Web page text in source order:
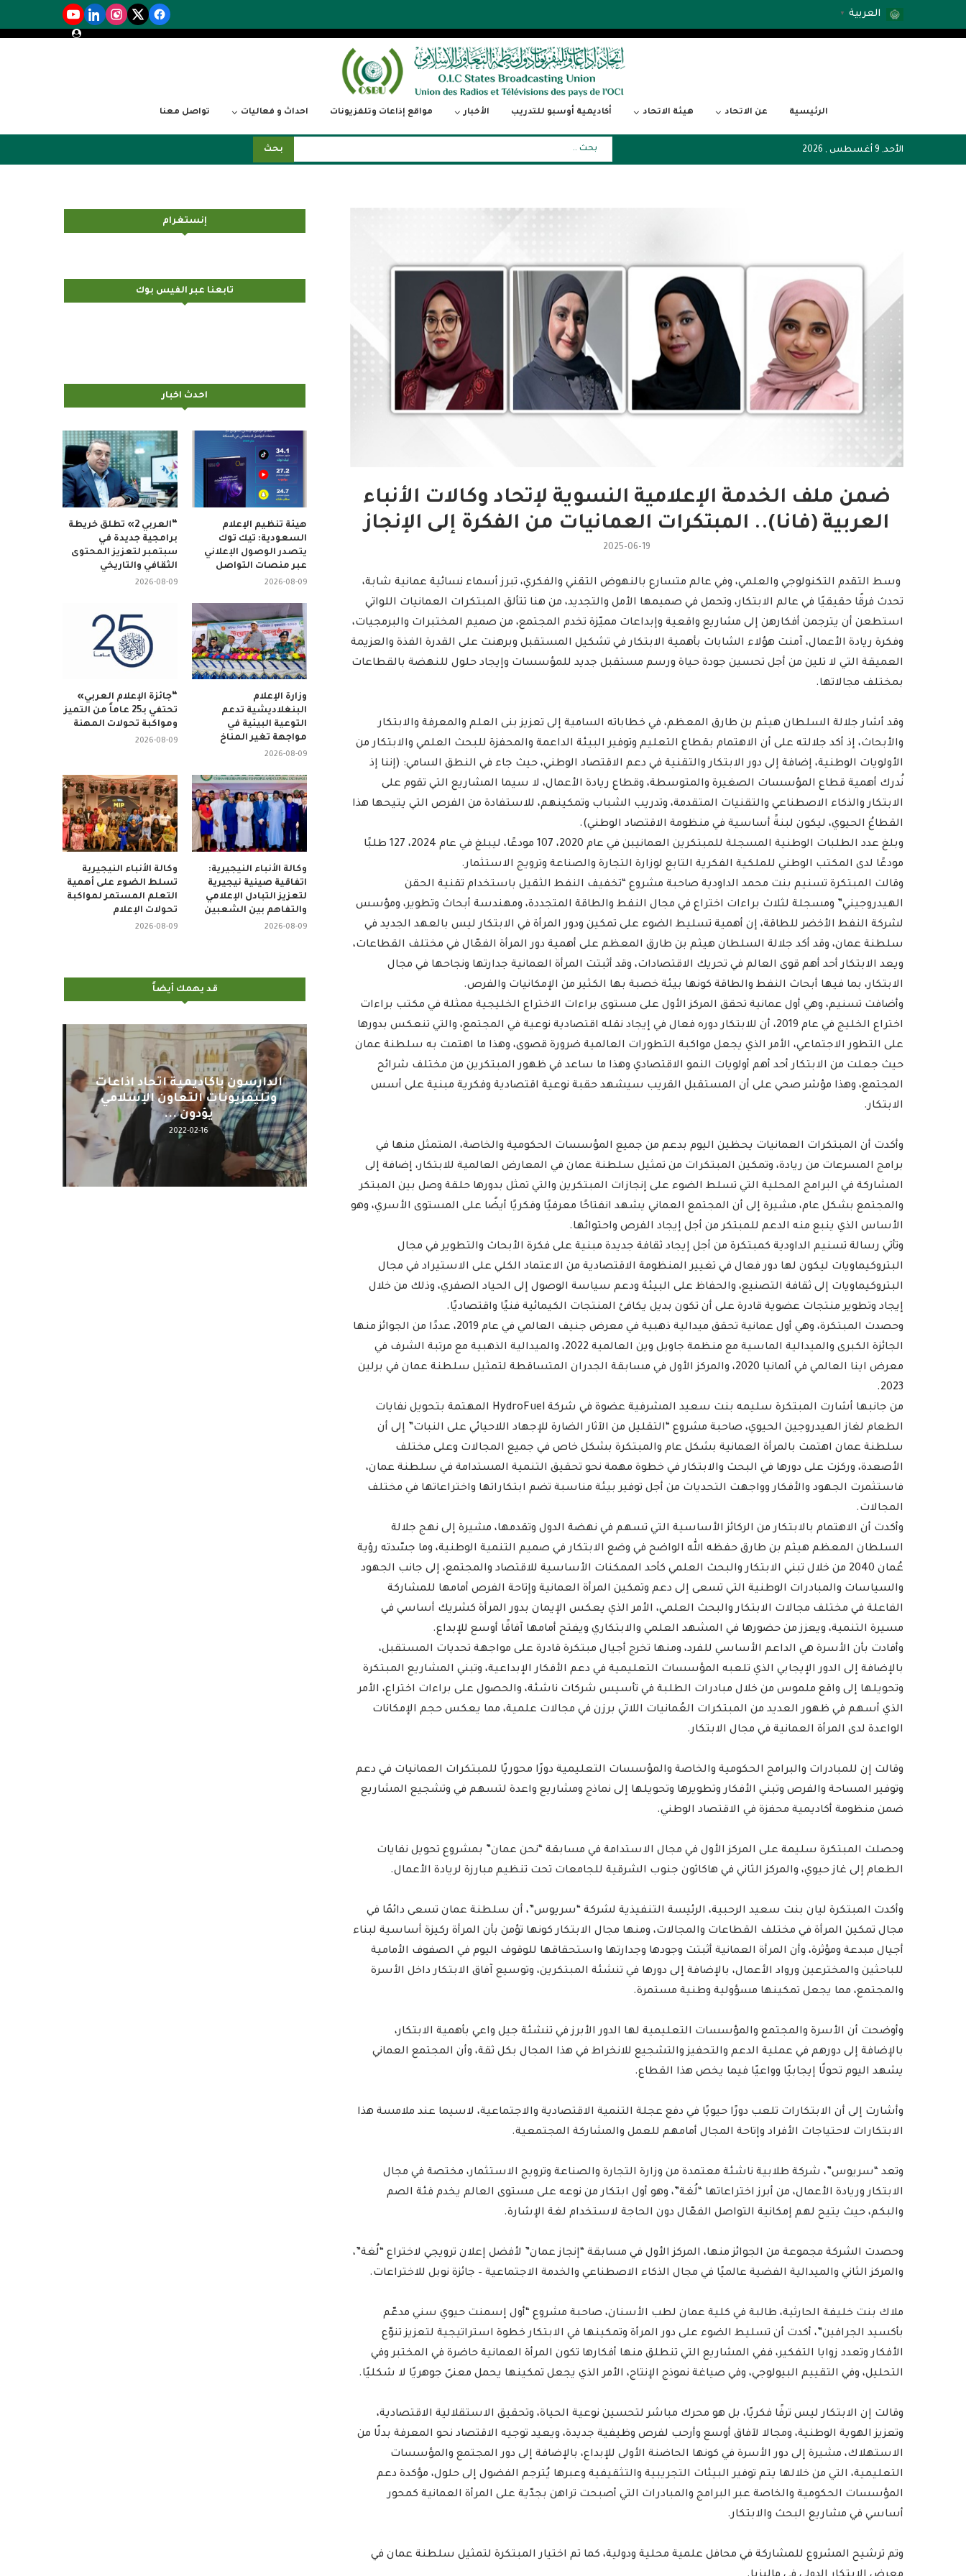
العربية ▼
الرئيسية عن الاتحاد هيئة الاتحاد أكاديمية أوسبو للتدريب الأخبار مواقع إذاعات وتلفزيونات احداث و فعاليات تواصل معنا
الأحد, 9 أغسطس , 2026 بحث
ضمن ملف الخدمة الإعلامية النسوية لإتحاد وكالات الأنباء
العربية (فانا).. المبتكرات العمانيات من الفكرة إلى الإنجاز
2025-06-19
وسط التقدم التكنولوجي والعلمي، وفي عالم متسارع بالنهوض التقني والفكري، تبرز أسماء نسائية عمانية شابة،
تحدث فرقًا حقيقيًا في عالم الابتكار، وتحمل في صميمها الأمل والتجديد، من هنا تتألق المبتكرات العمانيات اللواتي
استطعن أن يترجمن أفكارهن إلى مشاريع واقعية وإبداعات مميّزة تخدم المجتمع، من صميم المختبرات والبرمجيات،
وفكرة ريادة الأعمال، آمنت هؤلاء الشابات بأهمية الابتكار في تشكيل المستقبل وبرهنت على القدرة الفذة والعزيمة
العميقة التي لا تلين من أجل تحسين جودة حياة ورسم مستقبل جديد للمؤسسات وإيجاد حلول للنهضة بالقطاعات
بمختلف مجالاتها.
وقد أشار جلالة السلطان هيثم بن طارق المعظم، في خطاباته السامية إلى تعزيز بنى العلم والمعرفة والابتكار
والأبحاث، إذ أكد جلالته على أن الاهتمام بقطاع التعليم وتوفير البيئة الداعمة والمحفزة للبحث العلمي والابتكار من
الأولويات الوطنية، إضافة إلى دور الابتكار والتقنية في دعم الاقتصاد الوطني، حيث جاء في النطق السامي: (إننا إذ
نُدرك أهمية قطاع المؤسسات الصغيرة والمتوسطة، وقطاع ريادة الأعمال، لا سيما المشاريع التي تقوم على
الابتكار والذكاء الاصطناعي والتقنيات المتقدمة، وتدريب الشباب وتمكينهم، للاستفادة من الفرص التي يتيحها هذا
القطاعُ الحيوي، ليكون لبنةً أساسية في منظومة الاقتصاد الوطني).
وبلغ عدد الطلبات الوطنية المسجلة للمبتكرين العمانيبن في عام 2020، 107 مودعًا، ليبلغ في عام 2024، 127 طلبًا
مودعًا لدى المكتب الوطني للملكية الفكرية التابع لوزارة التجارة والصناعة وترويج الاستثمار.
وقالت المبتكرة تسنيم بنت محمد الداودية صاحبة مشروع “تخفيف النفط الثقيل باستخدام تقنية الحقن
الهيدروجيني” ومسجلة لثلاث براءات اختراع في مجال النفط والطاقة المتجددة، ومهندسة أبحاث وتطوير، ومؤسس
لشركة النفط الأخضر للطاقة، إن أهمية تسليط الضوء على تمكين ودور المرأة في الابتكار ليس بالعهد الجديد في
سلطنة عمان، وقد أكد جلالة السلطان هيثم بن طارق المعظم على أهمية دور المرأة الفعّال في مختلف القطاعات،
ويعد الابتكار أحد أهم قوى العالم في تحريك الاقتصادات، وقد أثبتت المرأة العمانية جدارتها ونجاحها في مجال
الابتكار، بما فيها أبحاث النفط والطاقة كونها بيئة خصبة بها الكثير من الإمكانيات والفرص.
وأضافت تسنيم، وهي أول عمانية تحقق المركز الأول على مستوى براءات الاختراع الخليجية ممثلة في مكتب براءات
اختراع الخليج في عام 2019، أن للابتكار دوره فعال في إيجاد نقله اقتصادية نوعية في المجتمع، والتي تنعكس بدورها
على التطور الاجتماعي، الأمر الذي يجعل مواكبة التطورات العالمية ضرورة قصوى، وهذا ما اهتمت به سلطنة عمان
حيث جعلت من الابتكار أحد أهم أولويات النمو الاقتصادي وهذا ما ساعد في ظهور المبتكرين من مختلف شرائح
المجتمع، وهذا مؤشر صحي على أن المستقبل القريب سيشهد حقبة نوعية اقتصادية وفكرية مبنية على أسس
الابتكار.
وأكدت أن المبتكرات العمانيات يحظين اليوم بدعم من جميع المؤسسات الحكومية والخاصة، المتمثل منها في
برامج المسرعات من ريادة، وتمكين المبتكرات من تمثيل سلطنة عمان في المعارض العالمية للابتكار، إضافة إلى
المشاركة في البرامج المحلية التي تسلط الضوء على إنجازات المبتكرين والتي تمثل بدورها حلقة وصل بين المبتكر
والمجتمع بشكل عام، مشيرة إلى أن المجتمع العماني يشهد انفتاحًا معرفيًا وفكريًا أيضًا على المستوى الأسري، وهو
الأساس الذي ينبع منه الدعم للمبتكر من أجل إيجاد الفرص واحتوائها.
وتأتي رسالة تسنيم الداودية كمبتكرة من أجل إيجاد ثقافة جديدة مبنية على فكرة الأبحاث والتطوير في مجال
البتروكيماويات ليكون لها دور فعال في تغيير المنظومة الاقتصادية من الاعتماد الكلي على الاستيراد في مجال
البتروكيماويات إلى ثقافة التصنيع، والحفاظ على البيئة ودعم سياسة الوصول إلى الحياد الصفري، وذلك من خلال
إيجاد وتطوير منتجات عضوية قادرة على أن تكون بديل يكافئ المنتجات الكيمائية فنيًا واقتصاديًا.
وحصدت المبتكرة، وهي أول عمانية تحقق ميدالية ذهبية في معرض جنيف العالمي في عام 2019، عددًا من الجوائز منها
الجائزة الكبرى والميدالية الماسية مع منظمة جاوبل وين العالمية 2022، والميدالية الذهبية مع مرتبة الشرف في
معرض اينا العالمي في ألمانيا 2020، والمركز الأول في مسابقة الجدران المتساقطة لتمثيل سلطنة عمان في برلين
2023.
من جانبها أشارت المبتكرة سليمه بنت سعيد المشرفية عضوة في شركة HydroFuel المهتمة بتحويل نفايات
الطعام لغاز الهيدروجين الحيوي، صاحبة مشروع “التقليل من الآثار الضارة للإجهاد اللاحيائي على النبات” إلى أن
سلطنة عمان اهتمت بالمرأة العمانية بشكل عام والمبتكرة بشكل خاص في جميع المجالات وعلى مختلف
الأصعدة، وركزت على دورها في البحث والابتكار في خطوة مهمة نحو تحقيق التنمية المستدامة في سلطنة عمان،
فاستثمرت الجهود والأفكار وواجهت التحديات من أجل توفير بيئة مناسبة تضم ابتكاراتها واختراعاتها في مختلف
المجالات.
‎وأكدت أن الاهتمام بالابتكار من الركائز الأساسية التي تسهم في نهضة الدول وتقدمها، مشيرة إلى نهج جلالة
السلطان المعظم هيثم بن طارق حفظه الله الواضح في وضع الابتكار في صميم التنمية الوطنية، وما جسّدته رؤية
عُمان 2040 من خلال تبني الابتكار والبحث العلمي كأحد الممكنات الأساسية للاقتصاد والمجتمع، إلى جانب الجهود
والسياسات والمبادرات الوطنية التي تسعى إلى دعم وتمكين المرأة العمانية وإتاحة الفرص أمامها للمشاركة
الفاعلة في مختلف مجالات الابتكار والبحث العلمي، الأمر الذي يعكس الإيمان بدور المرأة كشريك أساسي في
مسيرة التنمية، ويعزز من حضورها في المشهد العلمي والابتكاري ويفتح أمامها آفاقًا أوسع للإبداع.
وأفادت بأن الأسرة هي الداعم الأساسي للفرد، ومنها تخرج أجيال مبتكرة قادرة على مواجهة تحديات المستقبل،
بالإضافة إلى الدور الإيجابي الذي تلعبه المؤسسات التعليمية في دعم الأفكار الإبداعية، وتبني المشاريع المبتكرة
وتحويلها إلى واقع ملموس من خلال مبادرات الطلبة في تأسيس شركات ناشئة، والحصول على براءات اختراع، الأمر
الذي أسهم في ظهور العديد من المبتكرات العُمانيات اللاتي برزن في مجالات علمية، مما يعكس حجم الإمكانات
الواعدة لدى المرأة العمانية في مجال الابتكار.
وقالت إن للمبادرات والبرامج الحكومية والخاصة والمؤسسات التعليمية دورًا محوريًا للمبتكرات العمانيات في دعم
وتوفير المساحة والفرص وتبني الأفكار وتطويرها وتحويلها إلى نماذج ومشاريع واعدة لتسهم في وتشجيع المشاريع
ضمن منظومة أكاديمية محفزة في الاقتصاد الوطني.
وحصلت المبتكرة سليمة على المركز الأول في مجال الاستدامة في مسابقة “نحن عمان” بمشروع تحويل نفايات
الطعام إلى غاز حيوي، والمركز الثاني في هاكاثون جنوب الشرقية للجامعات تحت تنظيم مبارزة لريادة الأعمال.
وأكدت المبتكرة ليان بنت سعيد الرحبية، الرئيسة التنفيذية لشركة “سريوس”، أن سلطنة عمان تسعى دائمًا في
مجال تمكين المرأة في مختلف القطاعات والمجالات، ومنها مجال الابتكار كونها تؤمن بأن المرأة ركيزة أساسية لبناء
أجيال مبدعة ومؤثرة، وأن المرأة العمانية أثبتت وجودها وجدارتها واستحقاقها للوقوف اليوم في الصفوف الأمامية
للباحثين والمخترعين ورواد الأعمال، بالإضافة إلى دورها في تنشئة المبتكرين، وتوسيع آفاق الابتكار داخل الأسرة
والمجتمع، مما يجعل تمكينها مسؤولية وطنية مستمرة.
وأوضحت أن الأسرة والمجتمع والمؤسسات التعليمية لها الدور الأبرز في تنشئة جيل واعي بأهمية الابتكار،
بالإضافة إلى دورهم في عملية الدعم والتحفيز والتشجيع للانخراط في هذا المجال بكل ثقة، وأن المجتمع العماني
يشهد اليوم تحولًا إيجابيًا وواعيًا فيما يخص هذا القطاع.
وأشارت إلى أن الابتكارات تلعب دورًا حيويًا في دفع عجلة التنمية الاقتصادية والاجتماعية، لاسيما عند ملامسة هذا
الابتكارات لاحتياجات الأفراد وإتاحة المجال أمامهم للعمل والمشاركة المجتمعية.
وتعد “سريوس”، شركة طلابية ناشئة معتمدة من وزارة التجارة والصناعة وترويج الاستثمار، مختصة في مجال
الابتكار وريادة الأعمال، من أبرز اختراعاتها “لُغة”، وهو أول ابتكار من نوعه على مستوى العالم يخدم فئة الصم
والبكم، حيث يتيح لهم إمكانية التواصل الفعّال دون الحاجة لاستخدام لغة الإشارة.
وحصدت الشركة مجموعة من الجوائز منها، المركز الأول في مسابقة “إنجاز عمان” لأفضل إعلان ترويجي لاختراع “لُغة”،
والمركز الثاني والميدالية الفضية عالميًا في مجال الذكاء الاصطناعي والخدمة الاجتماعية – جائزة نوبل للاختراعات.
ملاك بنت خليفة الحارثية، طالبة في كلية عمان لطب الأسنان، صاحبة مشروع “أول إسمنت حيوي سني مدعّم
بأكسيد الجرافين”، أكدت أن تسليط الضوء على دور المرأة وتمكينها في الابتكار خطوة استراتيجية لتعزيز تنوّع
الأفكار وتعدد زوايا التفكير، ففي المشاريع التي تنطلق منها أفكارها تكون المرأة العمانية حاضرة في المختبر وفي
التحليل، وفي التقييم البيولوجي، وفي صياغة نموذج الإنتاج، الأمر الذي يجعل تمكينها يحمل معنىً جوهريًا لا شكليًا.
وقالت إن الابتكار ليس ترفًا فكريًا، بل هو محرك مباشر لتحسين نوعية الحياة، وتحقيق الاستقلالية الاقتصادية،
وتعزيز الهوية الوطنية، ومجالا لآفاق أوسع وأرحب لفرص وظيفية جديدة، ويعيد توجيه الاقتصاد نحو المعرفة بدلًا من
الاستهلاك، مشيرة إلى دور الأسرة في كونها الحاضنة الأولى للإبداع، بالإضافة إلى دور المجتمع والمؤسسات
التعليمية، التي من خلالها يتم توفير البيئات التجريبية والتثقيفية وعبرها يُترجم الفضول إلى حلول، مؤكدة دعم
المؤسسات الحكومية والخاصة عبر البرامج والمبادرات التي أصبحت تراهن بجدّية على المرأة العمانية كمحور
أساسي في مشاريع البحث والابتكار.
وتم ترشيح المشروع للمشاركة في محافل علمية محلية ودولية، كما تم اختيار المبتكرة لتمثيل سلطنة عمان في
إنستغرام
تابعنا عبر الفيس بوك
احدث اخبار
“العربي 2» تطلق خريطة
برامجية جديدة في
سبتمبر لتعزيز المحتوى
الثقافي والتاريخي
2026-08-09
هيئة تنظيم الإعلام
السعودية: تيك توك
يتصدر الوصول الإعلاني
عبر منصات التواصل
2026-08-09
“جائزة الإعلام العربي»
تحتفي بـ25 عاماً من التميز
ومواكبة تحولات المهنة
2026-08-09
وزارة الإعلام
البنغلاديشية تدعم
التوعية البيئية في
مواجهة تغير المناخ
2026-08-09
وكالة الأنباء النيجيرية
تسلط الضوء على أهمية
التعلم المستمر لمواكبة
تحولات الإعلام
2026-08-09
وكالة الأنباء النيجيرية:
اتفاقية صينية نيجيرية
لتعزيز التبادل الإعلامي
والتفاهم بين الشعبين
2026-08-09
قد يهمك أيضاً
بإذاعات وتليفزيونات
بمدينة الإنتاج...
أمين عام منظمة التعاون الإسلامي
الدارسون باكاديمية اتحاد اذاعات
اليوم : المشاركة بالاجتماع
التحضيري لمنظمي قمة اسيا...
2022-04-12